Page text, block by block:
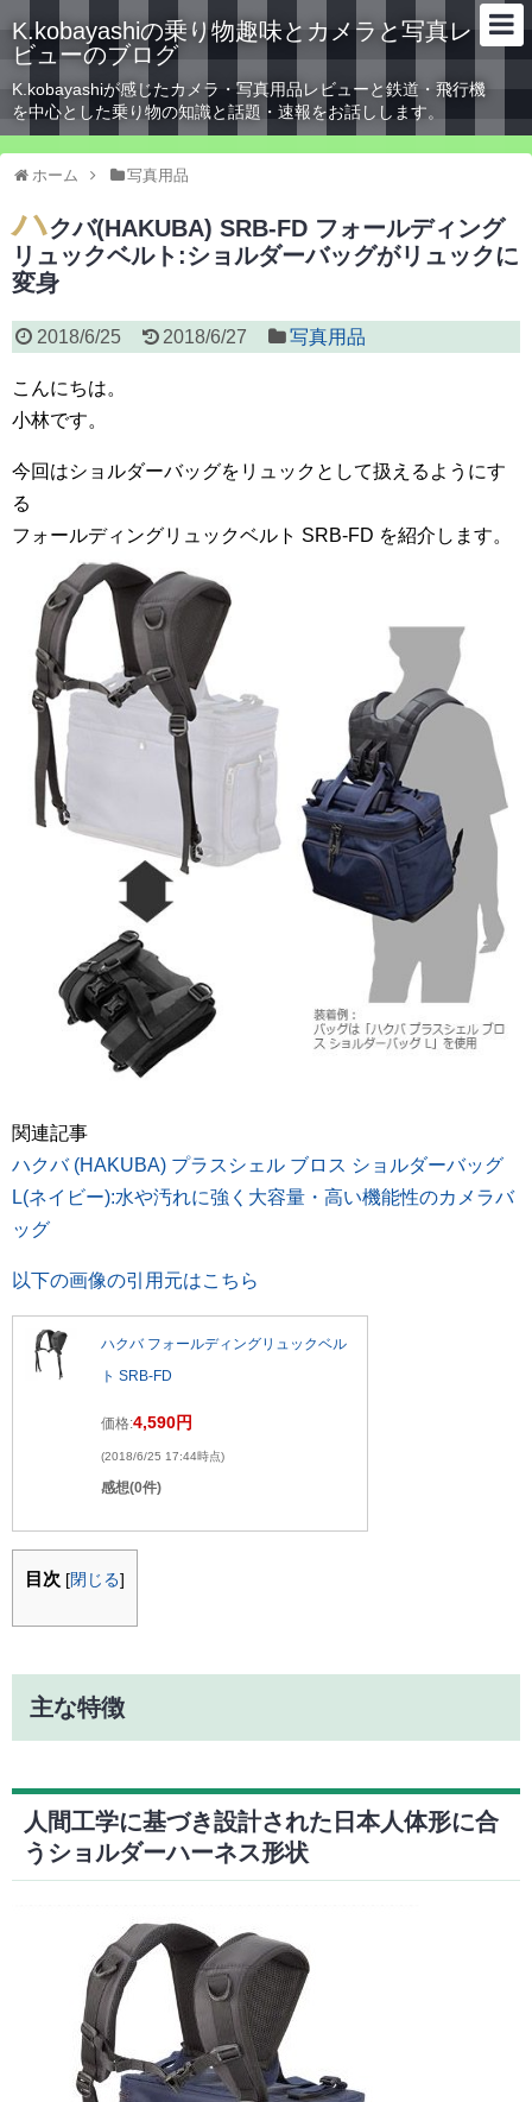
K.kobayashiの乗り物趣味とカメラと写真レ
ビューのブログ
K.kobayashiが感じたカメラ・写真用品レビューと鉄道・飛行機
を中心とした乗り物の知識と話題・速報をお話しします。
ホーム 写真用品
ハクバ(HAKUBA) SRB-FD フォールディング
リュックベルト:ショルダーバッグがリュックに
変身
2018/6/25 2018/6/27 写真用品
こんにちは。
小林です。
今回はショルダーバッグをリュックとして扱えるようにす
る
フォールディングリュックベルト SRB-FD を紹介します。
関連記事
ハクバ (HAKUBA) プラスシェル ブロス ショルダーバッグ
L(ネイビー):水や汚れに強く大容量・高い機能性のカメラバ
ッグ
以下の画像の引用元はこちら
ハクバ フォールディングリュックベル
ト SRB-FD
価格:4,590円
(2018/6/25 17:44時点)
感想(0件)
目次 [閉じる]
主な特徴
人間工学に基づき設計された日本人体形に合
うショルダーハーネス形状